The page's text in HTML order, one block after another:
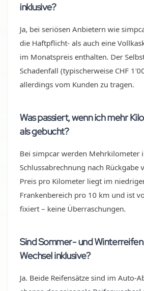
inklusive?
Ja, bei seriösen Anbietern wie
die Haftpflicht- als auch eine
im Monatspreis enthalten. Der
Schadenfall (typischerweise CHF
allerdings vom Kunden zu tragen.
Was passiert, wenn ich mehr
als gebucht?
Bei simpcar werden Mehrkilometer
Schlussabrechnung nach Rückgabe
Preis pro Kilometer liegt im
Frankenbereich pro 10 km und ist
fixiert – keine Überraschungen.
Sind Sommer- und
Wechsel inklusive?
Ja. Beide Reifensätze sind im Auto-